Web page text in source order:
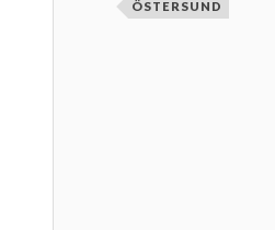
ÖSTERSUND